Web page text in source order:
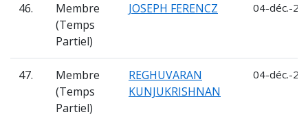
46.
Membre
(Temps
Partiel)
JOSEPH FERENCZ 04-déc.-
47.
Membre
(Temps
Partiel)
REGHUVARAN
KUNJUKRISHNAN
04-déc.-